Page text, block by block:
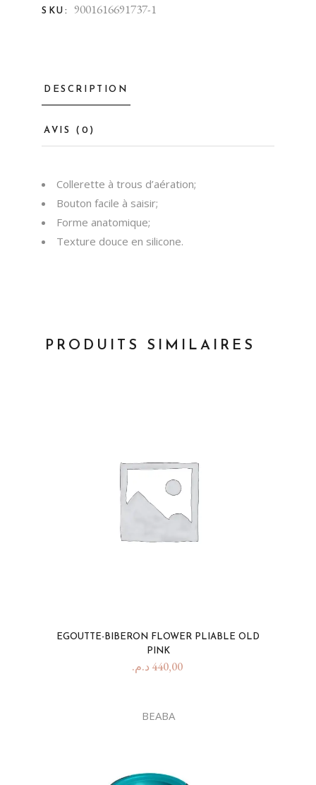
SKU: 9001616691737-1
DESCRIPTION
AVIS (0)
Collerette à trous d’aération;
Bouton facile à saisir;
Forme anatomique;
Texture douce en silicone.
PRODUITS SIMILAIRES
EGOUTTE-BIBERON FLOWER PLIABLE OLD
PINK
440,00 د.م.
BEABA